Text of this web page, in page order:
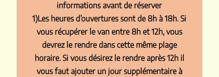
informations avant de réserver
1)Les heures d’ouvertures sont de 8h à 18h. Si
vous récupérer le van entre 8h et 12h, vous
devrez le rendre dans cette même plage
horaire. Si vous désirez le rendre après 12h il
vous faut ajouter un jour supplémentaire à